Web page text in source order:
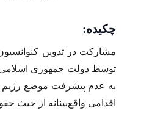
چکیده:
مشارکت در تدوین
توسط دولت جمهوری اسلامی
به عدم پیشرفت موضع
اقدامی واقع‌بینانه از حیث